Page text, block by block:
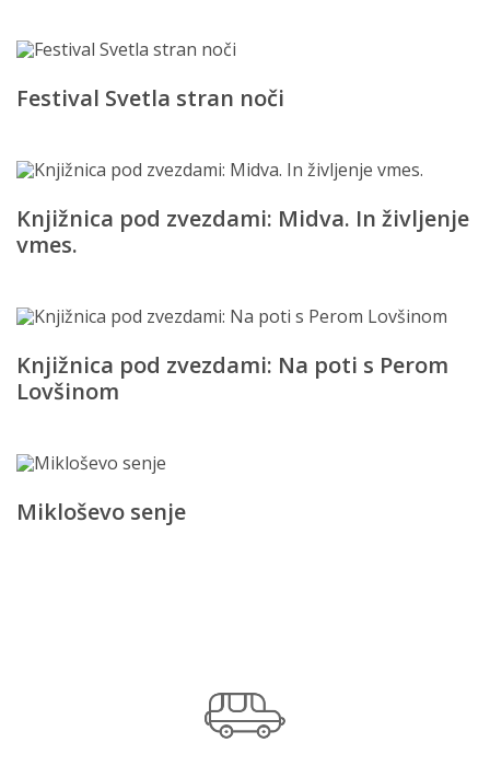
Festival Svetla stran noči
Knjižnica pod zvezdami: Midva. In življenje
vmes.
Knjižnica pod zvezdami: Na poti s Perom
Lovšinom
Mikloševo senje